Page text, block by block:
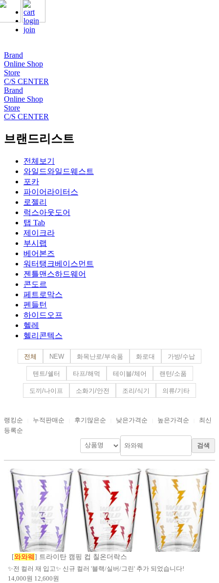
cart
login
join
Brand
Online Shop
Store
C/S CENTER
Brand
Online Shop
Store
C/S CENTER
브랜드리스트
전체보기
와일드와일드웨스트
포카
파이어라이터스
로젤리
럭스아웃도어
탭 Tab
제이크라
부시랩
베어본즈
워터탱크베이스먼트
젠틀맨스하드웨어
콘도르
페트로막스
펜들턴
하이드오프
헬레
헬리콘텍스
전체 NEW 화목난로/부속품 화로대 가방/수납
텐트/쉘터 타프/해먹 테이블/체어 랜턴/소품
도끼/나이프 소화기/안전 조리/식기 의류/기타
랭킹순 누적판매순 후기많은순 낮은가격순 높은가격순
최신
등록순
검색
[와와웨 ] 트라이탄 캠핑 컵 칠온더락스
✨전 컬러 재 입고✨ 신규 컬러 '블랙/실버/그린' 추가 되었습니다!
14,000원 12,600원